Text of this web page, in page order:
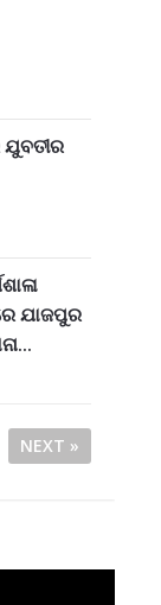
ଯାଜପୁର
NEXT »